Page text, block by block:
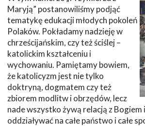
Maryją” postanowiliśmy podjąć
tematykę edukacji młodych pokoleń
Polaków. Pokładamy nadzieję w
chrześcijańskim, czy też ściślej –
katolickim kształceniu i
wychowaniu. Pamiętamy bowiem,
że katolicyzm jest nie tylko
doktryną, dogmatem czy też
zbiorem modlitw i obrzędów, lecz
nade wszystko żywą relacją z Bogiem
oddziaływać na całe państwo i całe